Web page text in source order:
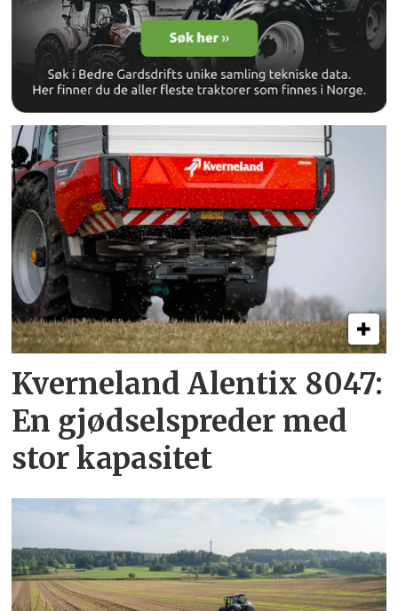
Kverneland Alentix 8047:
En gjødsel­spreder med
stor kapasitet